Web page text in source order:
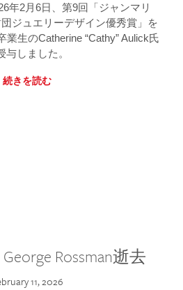
年2月6日、第9回「ジャンマリ
ジュエリーデザイン優秀賞」を
生のCatherine “Cathy” Aulick氏
与しました。
続きを読む
Rossman逝去
11, 2026